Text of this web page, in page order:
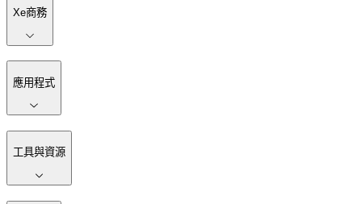
Xe商務
應用程式
工具與資源